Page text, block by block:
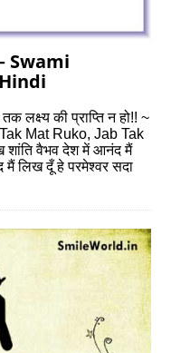
Swami
की प्राप्ति न हो!! ~
Tak Mat Ruko, Jab Tak
वैभव देश में आनंद मैं
मैं लिख दूँ हे परमेश्वर सदा